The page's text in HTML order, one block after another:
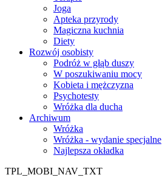
Joga
Apteka przyrody
Magiczna kuchnia
Diety
Rozwój osobisty
Podróż w głąb duszy
W poszukiwaniu mocy
Kobieta i mężczyzna
Psychotesty
Wróżka dla ducha
Archiwum
Wróżka
Wróżka - wydanie specjalne
Najlepsza okładka
TPL_MOBI_NAV_TXT